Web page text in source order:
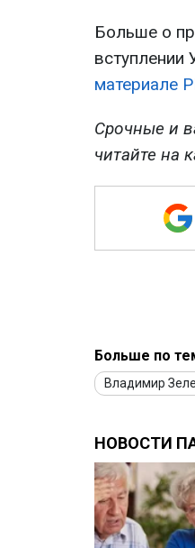
Больше о
материале
Срочные и
читайте на
Больше по
Владимир